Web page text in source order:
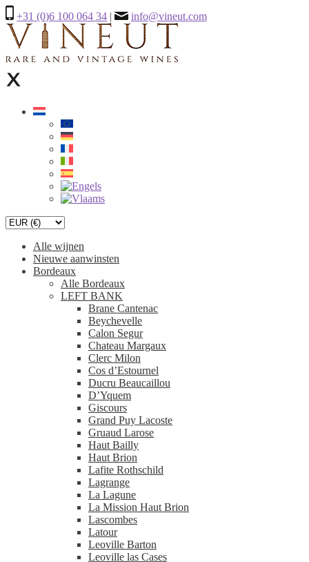
+31 (0)6 100 064 34 | info@vineut.com
Alle wijnen
Nieuwe aanwinsten
Bordeaux
Alle Bordeaux
LEFT BANK
Brane Cantenac
Beychevelle
Calon Segur
Chateau Margaux
Clerc Milon
Cos d’Estournel
Ducru Beaucaillou
D’Yquem
Giscours
Grand Puy Lacoste
Gruaud Larose
Haut Bailly
Haut Brion
Lafite Rothschild
Lagrange
La Lagune
La Mission Haut Brion
Lascombes
Latour
Leoville Barton
Leoville las Cases